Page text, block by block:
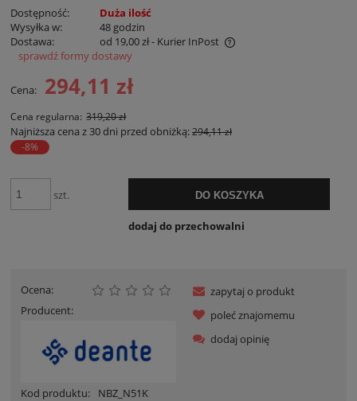
Dostępność:
Duża ilość
Wysyłka w:
48 godzin
Dostawa:
od 19,00 zł- Kurier InPost
Cena nie zawiera ewentualnych kosztów płatności
sprawdź formy dostawy
Cena: 294,11 zł
Cena regularna: 319,20 zł
Najniższa cena z 30 dni przed obniżką:294,11 zł
-8%
szt. DO KOSZYKA
dodaj do przechowalni
Ocena:
Producent:
Kod produktu: NBZ_N51K
zapytaj o produkt
poleć znajomemu
dodaj opinię